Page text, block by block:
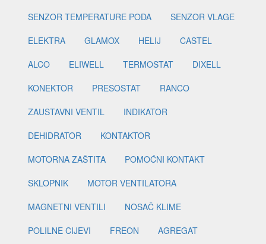
SENZOR TEMPERATURE PODA
SENZOR VLAGE
ELEKTRA
GLAMOX HELIJ
CASTEL
ALCO
ELIWELL TERMOSTAT
DIXELL
KONEKTOR
PRESOSTAT
RANCO
ZAUSTAVNI VENTIL
INDIKATOR
DEHIDRATOR
KONTAKTOR
MOTORNA ZAŠTITA
POMOĆNI KONTAKT
SKLOPNIK
MOTOR VENTILATORA
MAGNETNI VENTILI
NOSAČ KLIME
POLILNE CIJEVI
FREON
AGREGAT